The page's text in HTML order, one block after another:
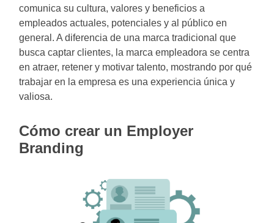
comunica su cultura, valores y beneficios a
empleados actuales, potenciales y al público en
general. A diferencia de una marca tradicional que
busca captar clientes, la marca empleadora se centra
en atraer, retener y motivar talento, mostrando por qué
trabajar en la empresa es una experiencia única y
valiosa.
Cómo crear un Employer
Branding